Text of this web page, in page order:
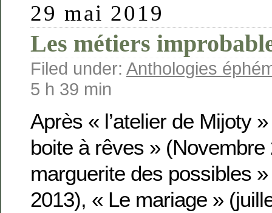
29 mai 2019
Les métiers
Filed under: Anthologies
5 h 39 min
Après « l’atelier de Mijoty
boite à rêves » (Novembre
marguerite des possibles
2013), « Le mariage »